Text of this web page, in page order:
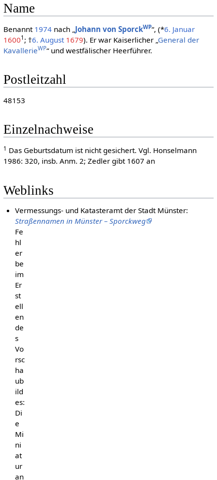
Name
Benannt 1974nach „ Johann von SporckWP“, (*6. Januar
16001 ; †6. August 1679). Er war Kaiserlicher „ General der
KavallerieWP“ und westfälischer Heerführer.
Postleitzahl
48153
Einzelnachweise
1 Das Geburtsdatum ist nicht gesichert. Vgl. Honselmann
1986: 320, insb. Anm. 2; Zedler gibt 1607 an
Weblinks
Vermessungs- und Katasteramt der Stadt Münster:
Straßennamen in Münster – Sporckweg
Fe
hl
er
be
im
Er
st
ell
en
de
s
Vo
rsc
ha
ub
ild
es:
Di
e
Mi
ni
at
ur
an